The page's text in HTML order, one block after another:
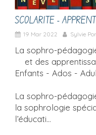
SCOLARITE -
19 Mar 2022 Sylvie
La sophro-
et des
Enfants - Ados -
La sophro-
la sophrologie
l’éducati...